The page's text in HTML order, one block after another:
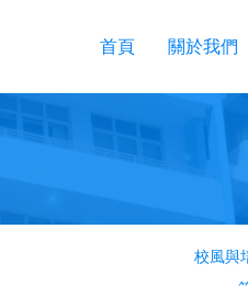
首頁 關於我們
校風與